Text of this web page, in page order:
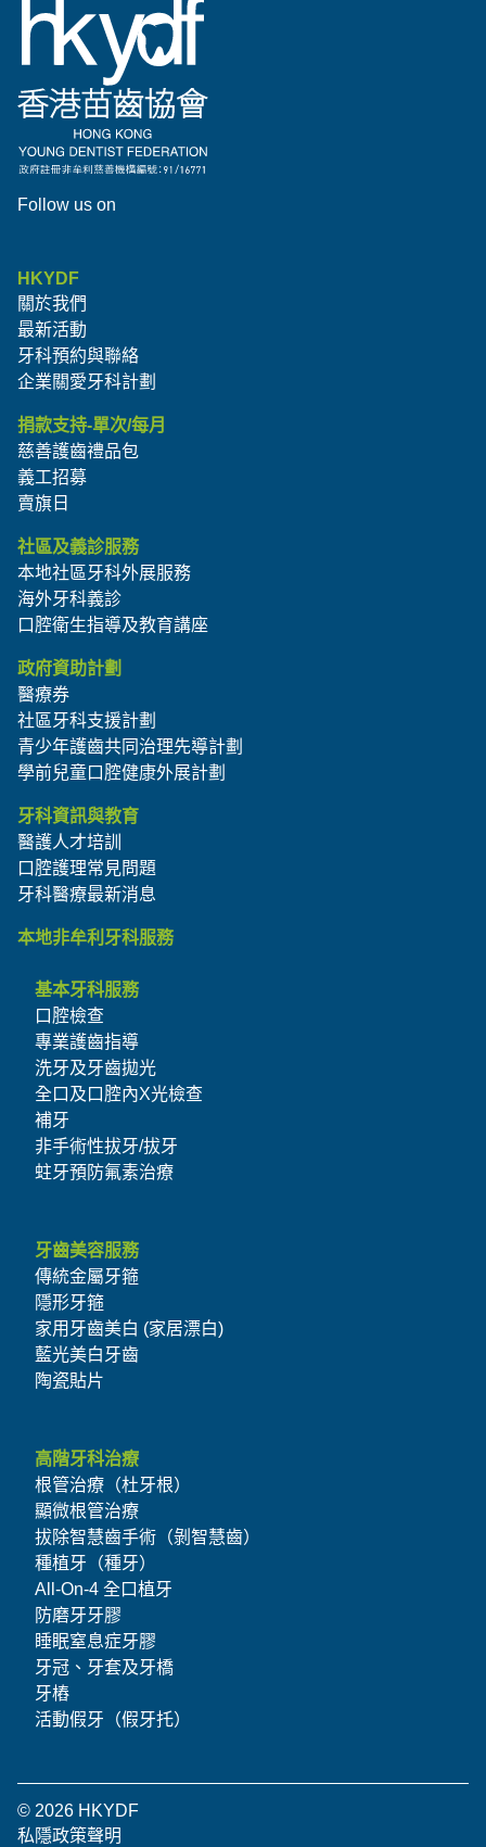
Follow us on
HKYDF
關於我們
最新活動
牙科預約與聯絡
企業關愛牙科計劃
捐款支持-單次/每月
慈善護齒禮品包
義工招募
賣旗日
社區及義診服務
本地社區牙科外展服務
海外牙科義診
口腔衛生指導及教育講座
政府資助計劃
醫療券
社區牙科支援計劃
青少年護齒共同治理先導計劃
學前兒童口腔健康外展計劃
牙科資訊與教育
醫護人才培訓
口腔護理常見問題
牙科醫療最新消息
本地非牟利牙科服務
基本牙科服務
口腔檢查
專業護齒指導
洗牙及牙齒拋光
全口及口腔內X光檢查
補牙
非手術性拔牙/拔牙
蛀牙預防氟素治療
牙齒美容服務
傳統金屬牙箍
隱形牙箍
家用牙齒美白 (家居漂白)
藍光美白牙齒
陶瓷貼片
高階牙科治療
根管治療（杜牙根）
顯微根管治療
拔除智慧齒手術（剝智慧齒）
種植牙（種牙）
All-On-4 全口植牙
防磨牙牙膠
睡眠窒息症牙膠
牙冠、牙套及牙橋
牙樁
活動假牙（假牙托）
© 2026 HKYDF
私隱政策聲明